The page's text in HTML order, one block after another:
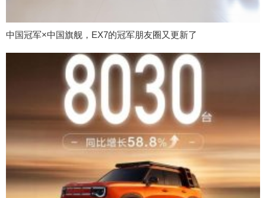
中国冠军×中国旗舰，EX7的冠军朋友圈又更新了